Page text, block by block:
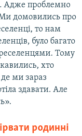
Адже проблемно
домовились про
то нам
було багато
Тому
хто
ми зараз
здавати. Але
родинні